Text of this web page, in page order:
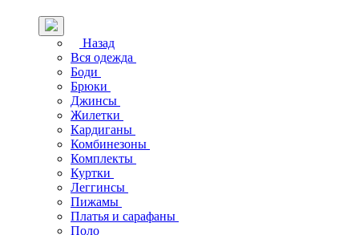
Назад
Вся одежда
Боди
Брюки
Джинсы
Жилетки
Кардиганы
Комбинезоны
Комплекты
Куртки
Леггинсы
Пижамы
Платья и сарафаны
Поло